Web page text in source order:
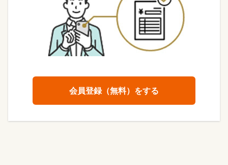
会員登録（無料）をする